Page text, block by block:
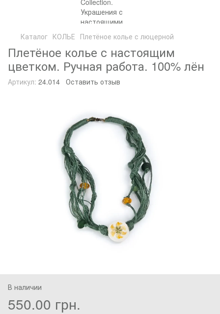
Каталог КОЛЬЕ Плетёное колье с люцерной
Плетёное колье с настоящим
цветком. Ручная работа. 100% лён
Артикул: 24.014 Оставить отзыв
В наличии
550.00 грн.